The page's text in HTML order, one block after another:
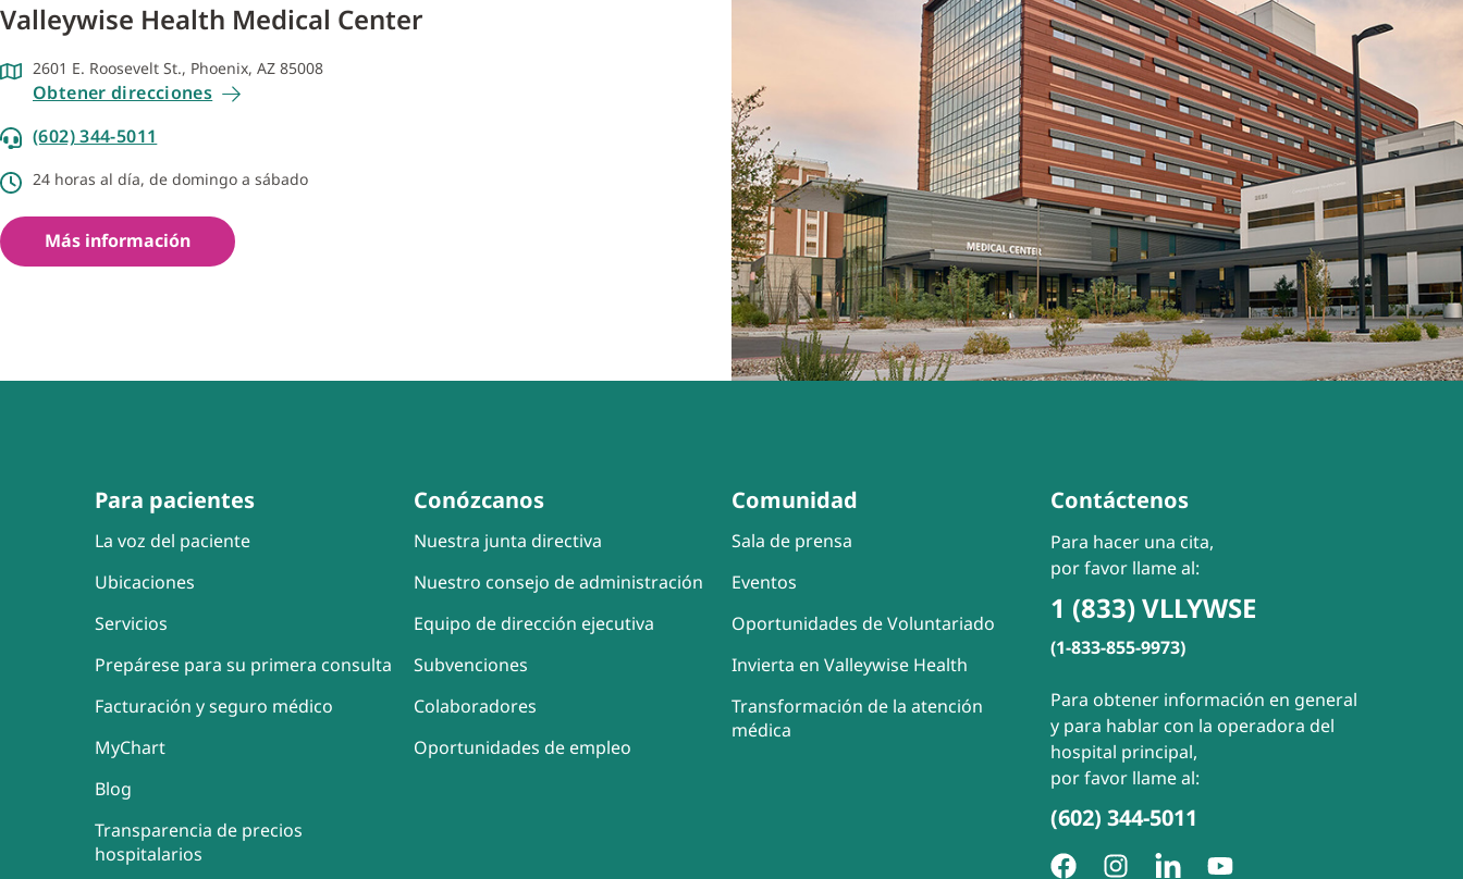
Valleywise Health Medical Center
2601 E. Roosevelt St., Phoenix, AZ 85008
Obtener direcciones
(602) 344-5011
24 horas al día, de domingo a sábado
Más información
Para pacientes
La voz del paciente
Ubicaciones
Servicios
Prepárese para su primera consulta
Facturación y seguro médico
MyChart
Blog
Transparencia de precios
hospitalarios
Conózcanos
Nuestra junta directiva
Nuestro consejo de administración
Equipo de dirección ejecutiva
Subvenciones
Colaboradores
Oportunidades de empleo
Comunidad
Sala de prensa
Eventos
Oportunidades de Voluntariado
Invierta en Valleywise Health
Transformación de la atención
médica
Contáctenos
Para hacer una cita,
por favor llame al:
1 (833) VLLYWSE
(1-833-855-9973)
Para obtener información en general
y para hablar con la operadora del
hospital principal,
por favor llame al:
(602) 344-5011